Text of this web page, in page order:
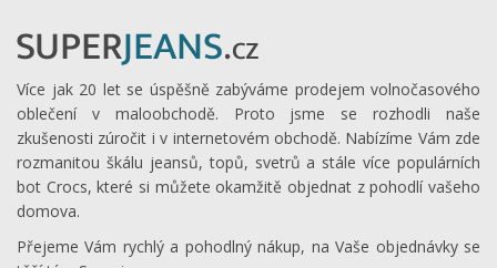
Více jak 20 let se úspěšně zabýváme prodejem volnočasového
oblečení v maloobchodě. Proto jsme se rozhodli naše
zkušenosti zúročit i v internetovém obchodě. Nabízíme Vám zde
rozmanitou škálu jeansů, topů, svetrů a stále více populárních
bot Crocs, které si můžete okamžitě objednat z pohodlí vašeho
domova.
Přejeme Vám rychlý a pohodlný nákup, na Vaše objednávky se